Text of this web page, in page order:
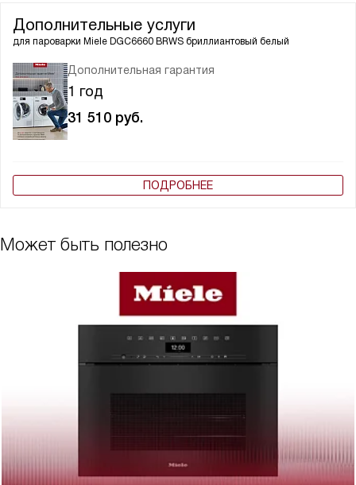
Дополнительные услуги
для пароварки Miele DGC6660 BRWS бриллиантовый белый
Дополнительная гарантия
1 год
31 510 руб.
ПОДРОБНЕЕ
Может быть полезно